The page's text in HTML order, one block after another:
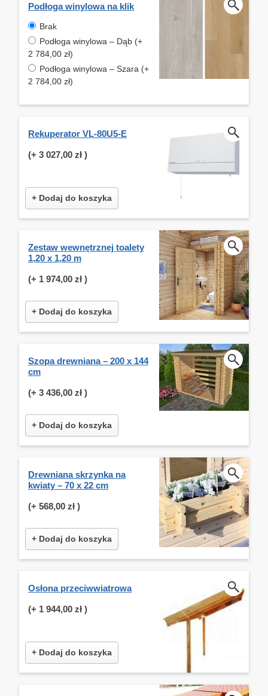
Podłoga winylowa na klik
Brak
Podłoga winylowa – Dąb (+
2 784,00 zł)
Podłoga winylowa – Szara (+
2 784,00 zł)
Rekuperator VL-80U5-E
(+ 3 027,00 zł )
+ Dodaj do koszyka
Zestaw wewnętrznej toalety
1,20 x 1,20 m
(+ 1 974,00 zł )
+ Dodaj do koszyka
Szopa drewniana – 200 x 144
cm
(+ 3 436,00 zł )
+ Dodaj do koszyka
Drewniana skrzynka na
kwiaty – 70 x 22 cm
(+ 568,00 zł )
+ Dodaj do koszyka
Osłona przeciwwiatrowa
(+ 1 944,00 zł )
+ Dodaj do koszyka